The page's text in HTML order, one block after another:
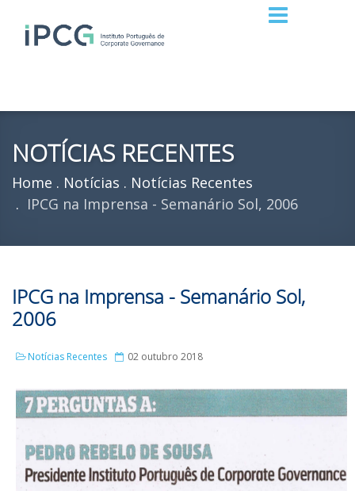
NOTÍCIAS RECENTES
Home Notícias
Notícias Recentes
IPCG na Imprensa - Semanário Sol, 2006
IPCG na Imprensa - Semanário Sol,
2006
Notícias Recentes 02 outubro 2018